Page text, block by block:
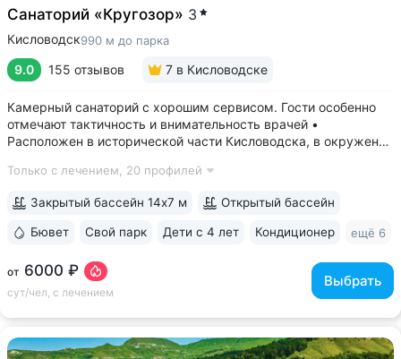
Санаторий «Кругозор» 3
Кисловодск990 м до парка
9.0 155 отзывов 7 в Кисловодске
Камерный санаторий с хорошим сервисом. Гости особенно
отмечают тактичность и внимательность врачей •
Расположен в исторической части Кисловодска, в окружении
лестницы и входа в Курортный парк • Территория 3,2 га
Только с лечением, 20 профилей
от 6000 ₽
сут/чел, с лечением
Выбрать
Закрытый бассейн 14х7 м Открытый бассейн
Бювет Свой парк Дети с 4 лет Кондиционер ещё 6